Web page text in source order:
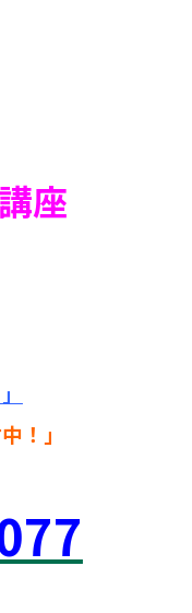
座
！ 」